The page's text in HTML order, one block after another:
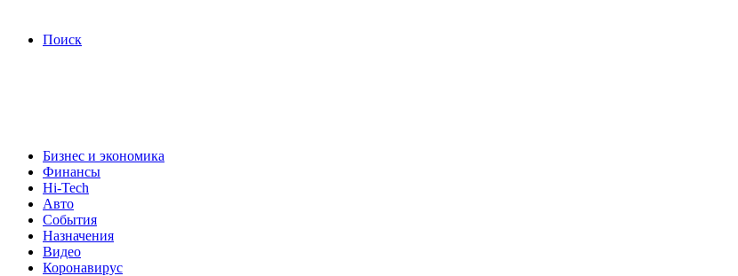
Поиск
Бизнес и экономика
Финансы
Hi-Tech
Авто
События
Назначения
Видео
Коронавирус